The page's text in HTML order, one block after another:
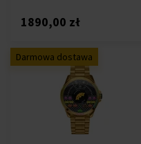
1890,00 zł
Darmowa dostawa